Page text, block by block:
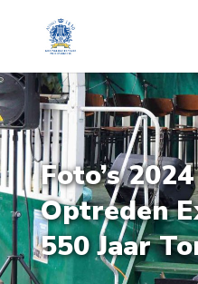
Foto’s 2024
Optreden
550 Jaar